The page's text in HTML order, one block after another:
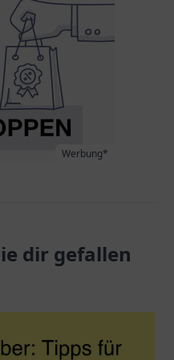
Werbung*
dir gefallen